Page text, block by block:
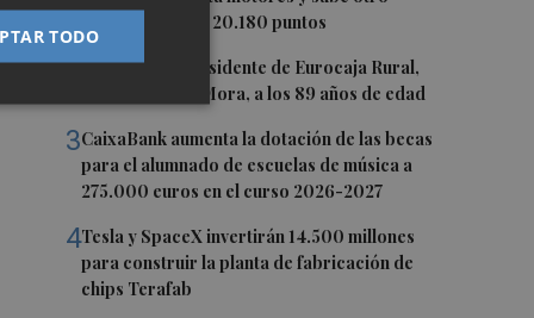
0,62%, hasta los 20.180 puntos
2Fallece el expresidente de Eurocaja Rural,
Andrés Gómez Mora, a los 89 años de edad
3CaixaBank aumenta la dotación de las becas
para el alumnado de escuelas de música a
275.000 euros en el curso 2026-2027
4Tesla y SpaceX invertirán 14.500 millones
para construir la planta de fabricación de
chips Terafab
TODO